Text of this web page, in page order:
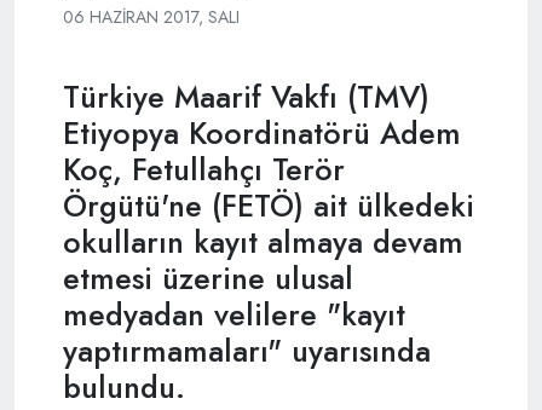
06 HAZIRAN 2017, SALI
Türkiye Maarif Vakfı (TMV)
Etiyopya Koordinatörü Adem
Koç, Fetullahçı Terör
Örgütü'ne (FETÖ) ait ülkedeki
okulların kayıt almaya devam
etmesi üzerine ulusal
medyadan velilere "kayıt
yaptırmamaları" uyarısında
bulundu.